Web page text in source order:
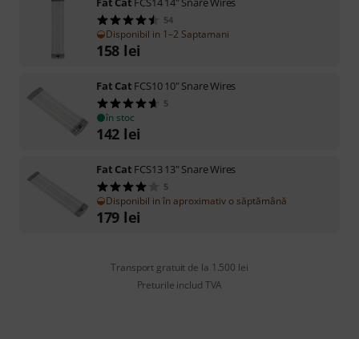
54
Disponibil in 1–2 Saptamani
158 lei
Fat Cat FCS10 10" Snare Wires
5
în stoc
142 lei
Fat Cat FCS13 13" Snare Wires
5
Disponibil in în aproximativ o săptămână
179 lei
Transport gratuit de la 1.500 lei
Preturile includ TVA